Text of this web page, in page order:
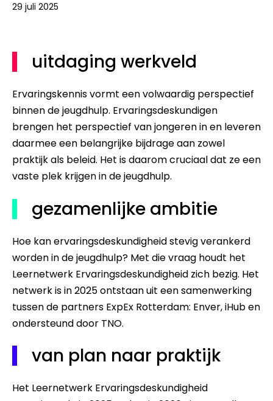
29 juli 2025
uitdaging werkveld
Ervaringskennis vormt een volwaardig perspectief
binnen de jeugdhulp. Ervaringsdeskundigen
brengen het perspectief van jongeren in en leveren
daarmee een belangrijke bijdrage aan zowel
praktijk als beleid. Het is daarom cruciaal dat ze een
vaste plek krijgen in de jeugdhulp.
gezamenlijke ambitie
Hoe kan ervaringsdeskundigheid stevig verankerd
worden in de jeugdhulp? Met die vraag houdt het
Leernetwerk Ervaringsdeskundigheid zich bezig. Het
netwerk is in 2025 ontstaan uit een samenwerking
tussen de partners ExpEx Rotterdam: Enver, iHub en
ondersteund door TNO.
van plan naar praktijk
Het Leernetwerk Ervaringsdeskundigheid